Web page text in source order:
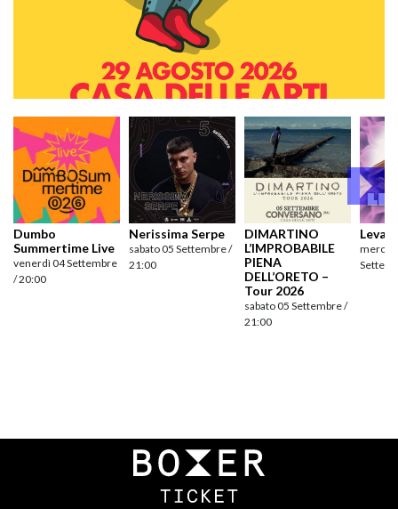
Dumbo
Summertime Live
venerdì 04 Settembre
/ 20:00
Nerissima Serpe
sabato 05 Settembre /
21:00
DIMARTINO
L’IMPROBABILE
PIENA
DELL’ORETO –
Tour 2026
sabato 05 Settembre /
21:00
Navigazione